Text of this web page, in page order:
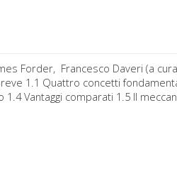
Forder, Francesco Daveri (a
1.1 Quattro concetti
Vantaggi comparati 1.5 Il